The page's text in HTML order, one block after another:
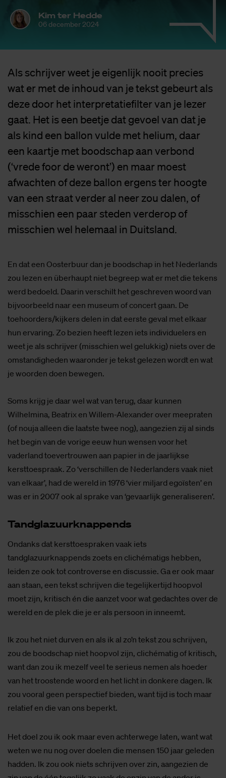
Kim ter Hedde
06 december 2024
Als schrijver weet je eigenlijk nooit precies
wat er met de inhoud van je tekst gebeurt als
deze door het interpretatiefilter van je lezer
gaat. Het is een beetje dat gevoel van dat je
als kind een ballon vulde met helium, daar
een kaartje met boodschap aan verbond
(‘vrede foor de weront’) en maar moest
afwachten of deze ballon ergens ter hoogte
van een straat verder al neer zou dalen, of
misschien een paar steden verderop of
misschien wel helemaal in Duitsland.
En dat een Oosterbuur dan je boodschap in het Nederlands
zou lezen en überhaupt niet begreep wat er met die tekens
werd bedoeld. Daarin verschilt het geschreven woord van
bijvoorbeeld naar een museum of concert gaan. De
toehoorders/kijkers delen in dat eerste geval met elkaar
hun ervaring. Zo bezien heeft lezen iets individuelers en
weet je als schrijver (misschien wel gelukkig) niets over de
omstandigheden waaronder je tekst gelezen wordt en wat
je woorden doen bewegen.
Soms krijg je daar wel wat van terug, daar kunnen
Wilhelmina, Beatrix en Willem-Alexander over meepraten
(of nouja alleen die laatste twee nog), aangezien zij al sinds
het begin van de vorige eeuw hun wensen voor het
vaderland toevertrouwen aan papier in de jaarlijkse
kersttoespraak. Zo ‘verschillen de Nederlanders vaak niet
van elkaar’, had de wereld in 1976 ‘vier miljard egoïsten’ en
was er in 2007 ook al sprake van ‘gevaarlijk generaliseren’.
Tand­gla­zuur­knap­pends
Ondanks dat kersttoespraken vaak iets
tandglazuurknappends zoets en clichématigs hebben,
leiden ze ook tot controverse en discussie. Ga er ook maar
aan staan, een tekst schrijven die tegelijkertijd hoopvol
moet zijn, kritisch én die aanzet voor wat gedachtes over de
wereld en de plek die je er als persoon in inneemt.
Ik zou het niet durven en als ik al zo’n tekst zou schrijven,
zou de boodschap niet hoopvol zijn, clichématig of kritisch,
want dan zou ik mezelf veel te serieus nemen als hoeder
van het troostende woord en het licht in donkere dagen. Ik
zou vooral geen perspectief bieden, want tijd is toch maar
relatief en die van ons beperkt.
Het doel zou ik ook maar even achterwege laten, want wat
weten we nu nog over doelen die mensen 150 jaar geleden
hadden. Ik zou ook niets schrijven over zin, aangezien de